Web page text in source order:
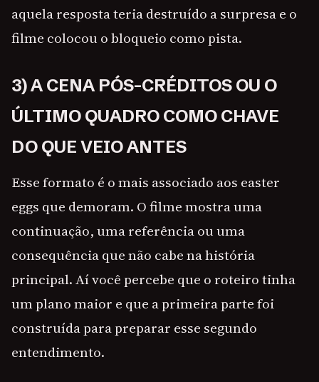
aquela resposta teria destruído a surpresa e o
filme colocou o bloqueio como pista.
3) A CENA PÓS-CRÉDITOS OU O
ÚLTIMO QUADRO COMO CHAVE
DO QUE VEIO ANTES
Esse formato é o mais associado aos easter
eggs que demoram. O filme mostra uma
continuação, uma referência ou uma
consequência que não cabe na história
principal. Aí você percebe que o roteiro tinha
um plano maior e que a primeira parte foi
construída para preparar esse segundo
entendimento.